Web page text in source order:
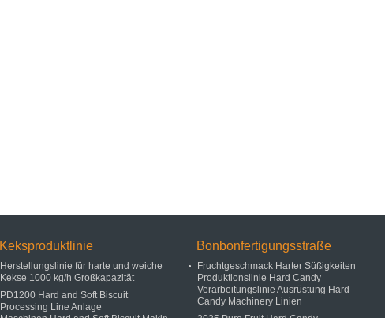
Keksproduktlinie
Herstellungslinie für harte und weiche
Kekse 1000 kg/h Großkapazität
PD1200 Hard and Soft Biscuit
Processing Line Anlage
Bonbonfertigungsstraße
Fruchtgeschmack Harter Süßigkeiten
Produktionslinie Hard Candy
Verarbeitungslinie Ausrüstung Hard
Candy Machinery Linien